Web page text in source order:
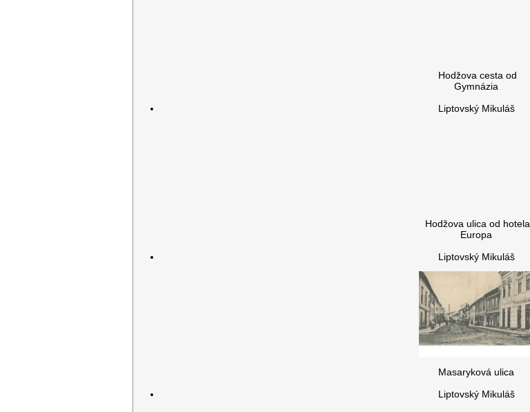
Hodžova cesta od
Gymnázia
Liptovský Mikuláš
Hodžova ulica od hotela
Europa
Liptovský Mikuláš
Masaryková ulica
Liptovský Mikuláš